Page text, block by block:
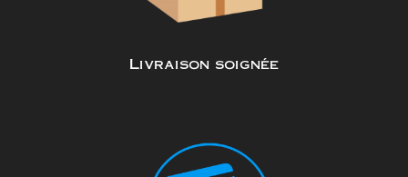
Livraison soignée